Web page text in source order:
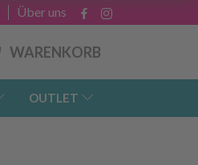
Über uns
WARENKORB
OUTLET